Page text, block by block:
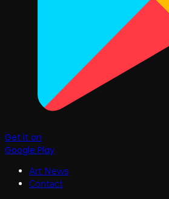
Get it on
Google Play
Art News
Contact